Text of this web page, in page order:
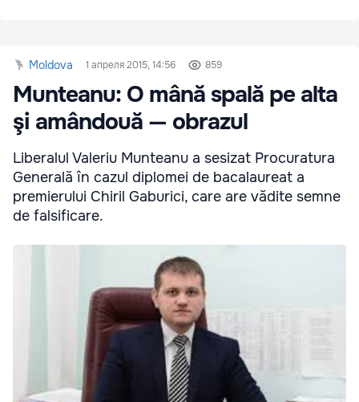
Moldova 1 апреля 2015, 14:56 859
Munteanu: O mână spală pe alta
şi amândouă — obrazul
Liberalul Valeriu Munteanu a sesizat Procuratura
Generală în cazul diplomei de bacalaureat a
premierului Chiril Gaburici, care are vădite semne
de falsificare.